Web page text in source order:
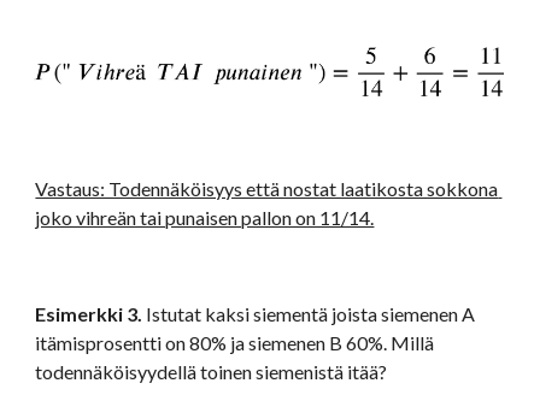
Vastaus: Todennäköisyys että nostat laatikosta sokkona
joko vihreän tai punaisen pallon on 11/14.
Esimerkki 3. Istutat kaksi siementä joista siemenen A
itämisprosentti on 80% ja siemenen B 60%. Millä
todennäköisyydellä toinen siemenistä itää?